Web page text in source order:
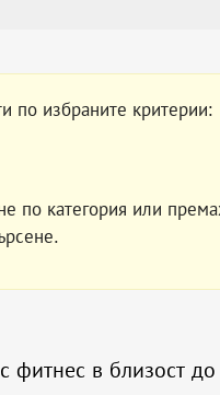
по избраните критерии:
по категория или
фитнес в близост до